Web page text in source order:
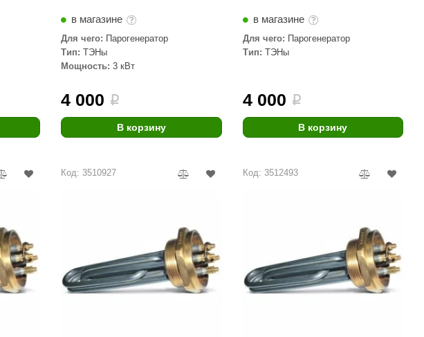
в магазине
Для чего: Парогенератор
Тип: ТЭНы
Мощность: 3 кВт
4 000 i
В корзину
в магазине
Для чего: Парогенератор
Тип: ТЭНы
4 000 i
В корзину
Код: 3510927 Код: 3512493